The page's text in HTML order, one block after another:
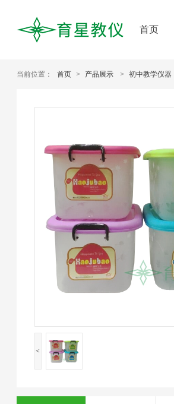
首页
当前位置： 首页 > 产品展示 > 初中教学仪器
<